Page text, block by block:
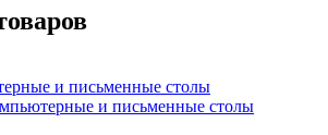
и письменные столы
и письменные столы